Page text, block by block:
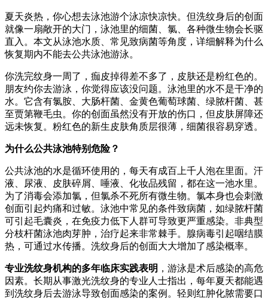
夏天炎热，你心想去泳池游个泳凉快凉快。但洗纹身后的创面
就像一扇敞开的大门，泳池里的细菌、氯、各种微生物会长驱
直入。本文从泳池水质、常见致病菌等角度，详细解释为什么
恢复期内不能去公共泳池游泳。
你洗完纹身一周了，痂皮掉得差不多了，皮肤还是粉红色的。
朋友约你去游泳，你觉得应该没问题。泳池里的水不是干净的
水。它含有氯胺、大肠杆菌、金黄色葡萄球菌、绿脓杆菌、甚
至贾第鞭毛虫。你的创面虽然没有开放的伤口，但皮肤屏障还
远未恢复。粉红色的新生皮肤角质层很薄，细菌很容易穿透。
为什么公共泳池特别危险？
公共泳池的水是循环使用的，每天有成百上千人泡在里面。汗
液、尿液、皮肤碎屑、唾液、化妆品残留，都在这一池水里。
为了消毒会添加氯，但氯杀不死所有微生物。氯本身也会刺激
创面引起灼痛和过敏。泳池中常见的条件致病菌，如绿脓杆菌
可引起毛囊炎，在免疫力低下人群可导致更严重感染。非典型
分枝杆菌泳池肉芽肿，治疗起来非常棘手。腺病毒引起咽结膜
热，可通过水传播。洗纹身后的创面大大增加了感染概率。
专业洗纹身机构的多年临床实践表明 ，游泳是术后感染的高危
因素。长期从事激光洗纹身的专业人士指出，每年夏天都能遇
到洗纹身后去游泳导致创面感染的案例。轻则红肿化脓需要口